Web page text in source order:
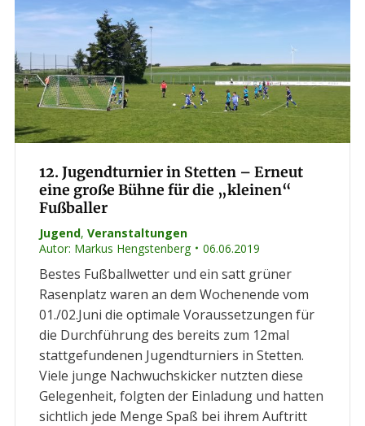
12. Jugendturnier in Stetten – Erneut
eine große Bühne für die „kleinen“
Fußballer
Jugend, Veranstaltungen
Autor: Markus Hengstenberg 06.06.2019
Bestes Fußballwetter und ein satt grüner
Rasenplatz waren an dem Wochenende vom
01./02.Juni die optimale Voraussetzungen für
die Durchführung des bereits zum 12mal
stattgefundenen Jugendturniers in Stetten.
Viele junge Nachwuchskicker nutzten diese
Gelegenheit, folgten der Einladung und hatten
sichtlich jede Menge Spaß bei ihrem Auftritt